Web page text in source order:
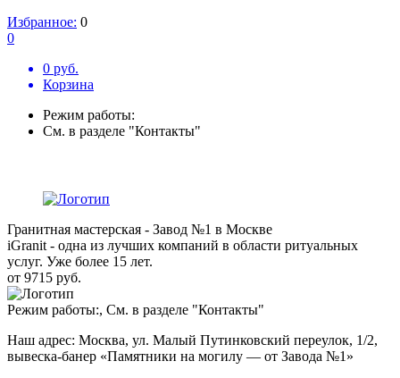
Избранное: 0
0
0 руб.
Корзина
Режим работы:
См. в разделе "Контакты"
Гранитная мастерская - Завод №1 в Москве
iGranit - одна из лучших компаний в области ритуальных
услуг. Уже более 15 лет.
от 9715 руб.
Режим работы:, См. в разделе "Контакты"
Наш адрес: Москва, ул. Малый Путинковский переулок, 1/2,
вывеска-банер «Памятники на могилу — от Завода №1»